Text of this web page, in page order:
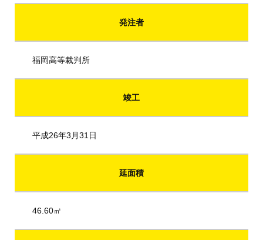
発注者
福岡高等裁判所
竣工
平成26年3月31日
延面積
46.60㎡